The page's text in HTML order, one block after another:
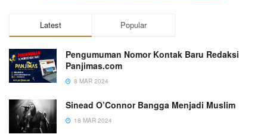
Latest Popular
Pengumuman Nomor Kontak Baru Redaksi
Panjimas.com
8 MAR 2024
Sinead O’Connor Bangga Menjadi Muslim
18 MAR 2024